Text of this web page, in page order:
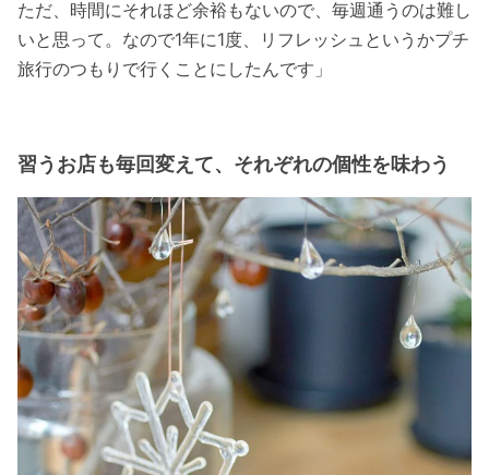
ただ、時間にそれほど余裕もないので、毎週通うのは難し
いと思って。なので1年に1度、リフレッシュというかプチ
旅行のつもりで行くことにしたんです」
習うお店も毎回変えて、それぞれの個性を味わう